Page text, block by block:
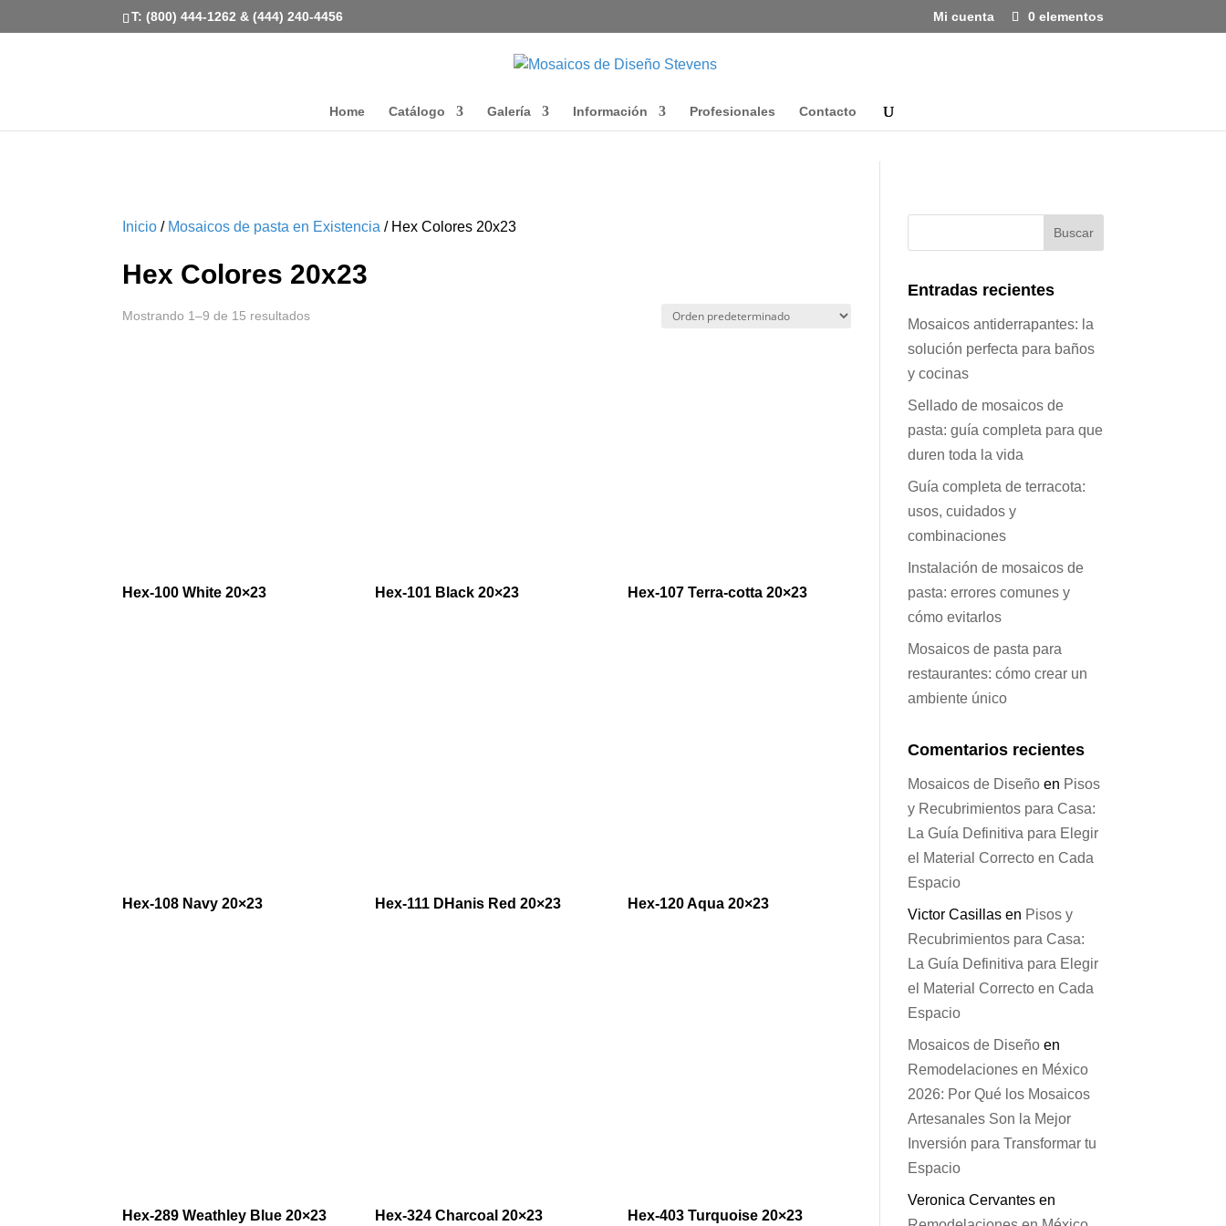
T: (800) 444-1262 & (444) 240-4456 Mi cuenta 0 elementos
Home Catálogo Galería Información Profesionales Contacto
Inicio / Mosaicos de pasta en Existencia / Hex Colores 20x23
Hex Colores 20x23
Mostrando 1–9 de 15 resultados
Hex-100 White 20×23 Hex-101 Black 20×23 Hex-107 Terra-cotta 20×23
Hex-108 Navy 20×23 Hex-111 DHanis Red 20×23 Hex-120 Aqua 20×23
Hex-289 Weathley Blue 20×23 Hex-324 Charcoal 20×23 Hex-403 Turquoise 20×23
Entradas recientes
Mosaicos antiderrapantes: la
solución perfecta para baños
y cocinas
Sellado de mosaicos de
pasta: guía completa para que
duren toda la vida
Guía completa de terracota:
usos, cuidados y
combinaciones
Instalación de mosaicos de
pasta: errores comunes y
cómo evitarlos
Mosaicos de pasta para
restaurantes: cómo crear un
ambiente único
Comentarios recientes
Mosaicos de Diseñoen Pisos
y Recubrimientos para Casa:
La Guía Definitiva para Elegir
el Material Correcto en Cada
Espacio
Victor Casillasen Pisos y
Recubrimientos para Casa:
La Guía Definitiva para Elegir
el Material Correcto en Cada
Espacio
Mosaicos de Diseñoen
Remodelaciones en México
2026: Por Qué los Mosaicos
Artesanales Son la Mejor
Inversión para Transformar tu
Espacio
Veronica Cervantesen